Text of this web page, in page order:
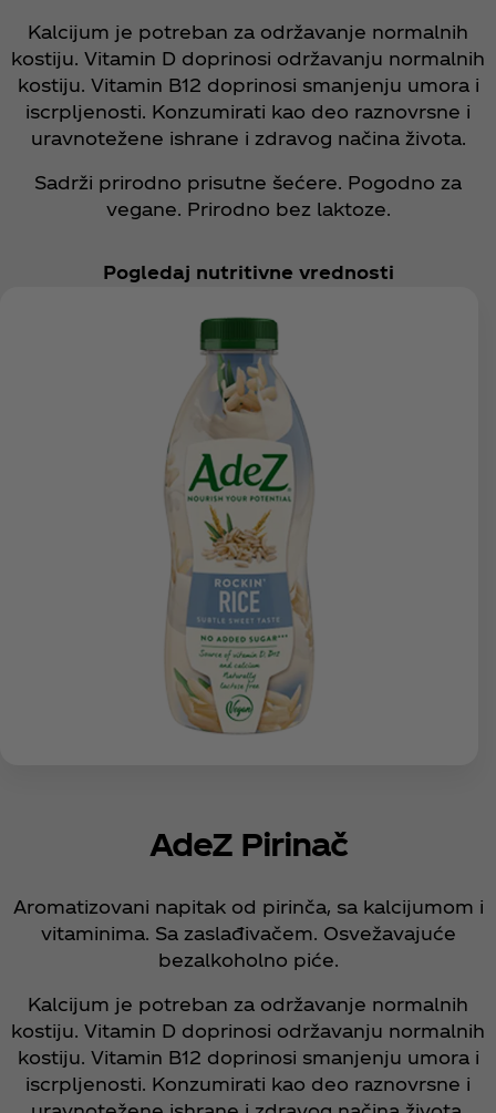
Kalcijum je potreban za održavanje normalnih
kostiju. Vitamin D doprinosi održavanju normalnih
kostiju. Vitamin B12 doprinosi smanjenju umora i
iscrpljenosti. Konzumirati kao deo raznovrsne i
uravnotežene ishrane i zdravog načina života.
Sadrži prirodno prisutne šećere. Pogodno za
vegane. Prirodno bez laktoze.
Pogledaj nutritivne vrednosti
AdeZ Pirinač
Aromatizovani napitak od pirinča, sa kalcijumom i
vitaminima. Sa zaslađivačem. Osvežavajuće
bezalkoholno piće.
Kalcijum je potreban za održavanje normalnih
kostiju. Vitamin D doprinosi održavanju normalnih
kostiju. Vitamin B12 doprinosi smanjenju umora i
iscrpljenosti. Konzumirati kao deo raznovrsne i